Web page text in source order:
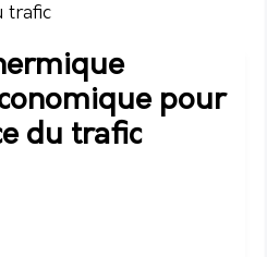
pour
du trafic